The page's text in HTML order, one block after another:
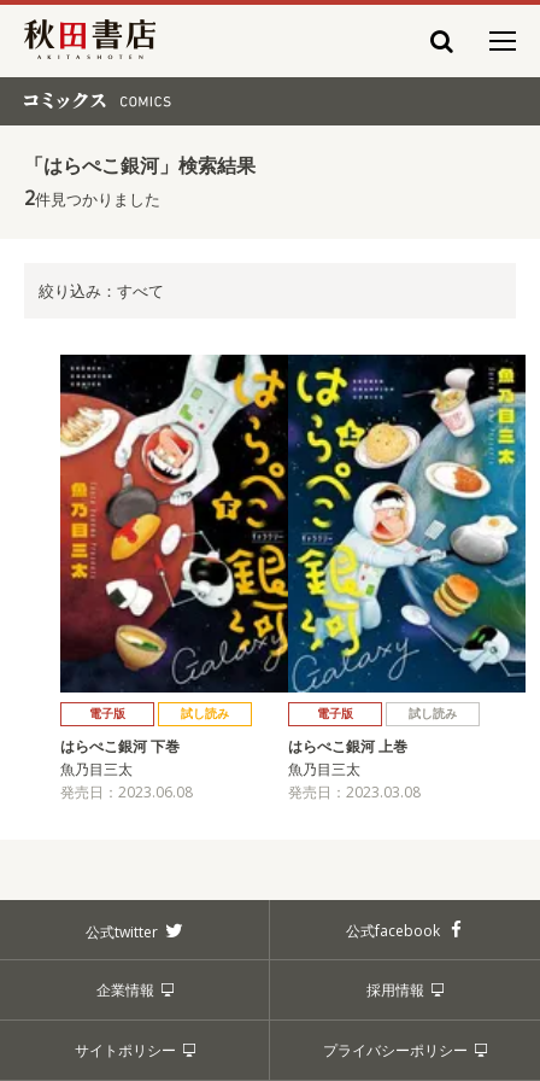
秋田書店
「はらぺこ銀河」検索結果
2件見つかりました
絞り込み：すべて
電子版 試し読み
はらぺこ銀河 下巻
魚乃目三太
発売日：2023.06.08
電子版 試し読み
はらぺこ銀河 上巻
魚乃目三太
発売日：2023.03.08
公式twitter 公式facebook
企業情報 採用情報
サイトポリシー プライバシーポリシー